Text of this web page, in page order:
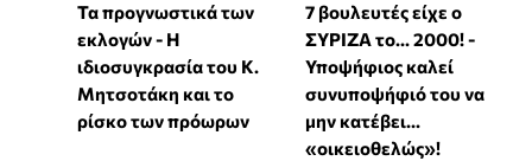
Τα προγνωστικά των
εκλογών - Η
ιδιοσυγκρασία του Κ.
Μητσοτάκη και το
ρίσκο των πρόωρων
7 βουλευτές είχε ο
ΣΥΡΙΖΑ το... 2000! -
Υποψήφιος καλεί
συνυποψήφιό του να
μην κατέβει...
«οικειοθελώς»!